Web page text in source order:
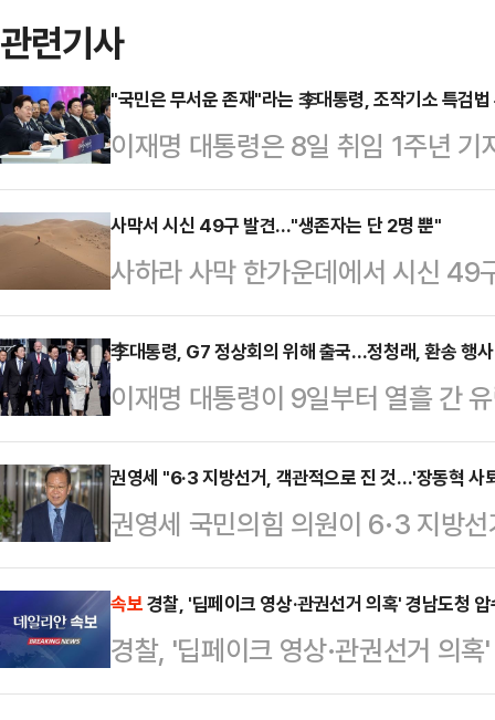
관련기사
"국민은 무서운 존재"라는 李대통령, 조작기소 특검
이재명 대통령은 8일 취임 1주년
·보궐선거 결과에 대해 "최소한 성
패배를 인정한 셈이다. 이번 선거에
서 12곳을 차지했지만, 최대 격전
'이기고도 빛이 바랜 승리'라는 평
공소 취소 권한을 특검에게 부여하
과 상식대로 하면 된다"며 사실상
령은…
사막서 시신 49구 발견..."생존자는 단 2명 뿐"
사하라 사막 한가운데에서 시신
간) BBC에 따르면 말리에서 니제
장 나면서 탑승객들이 극심한 폭염
람 최대 명절인 '이드 알아드하' 행
면서 사막에 고립된 것으로 전해졌
시도했으나 끝내 실패했으며 휴대
지 못한 것으로 알려졌다.결국 생
사고 사실을 알렸…
李대통령, G7 정상회의 위해 출국…정청래, 환송 행
이재명 대통령이 9일부터 열흘 간
석에 나선다.이 대통령과 김혜경 여
호기 편으로 벨기에 브뤼셀로 출국
행정안전부 장관, 강훈식 대통령 비
왔다. 정청래 더불어민주당 대표를
당 지도부가 환송 행사에 참석하지
처음이다.청와대 관계자는 이날 오
와 선관위 부실 관…
권영세 "6·3 지방선거, 객관적으로 진 것…'장동혁 사
권영세 국민의힘 의원이 6·3 지방
표의 사퇴를 포함한 다양한 조치들
은 9일 SBS라디오 김태현의 정치
으로 진 것"이라고 밝혔다.권 의원
었지 않았느냐. 지금 4명이 됐다"며
속보경찰, '딥페이크 영상·관권선거 의혹' 경남도청
경찰, '딥페이크 영상·관권선거 의